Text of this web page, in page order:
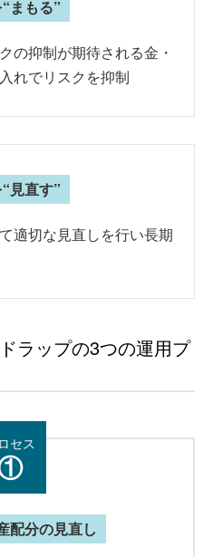
まもる”
の抑制が期待される金・
れでリスクを抑制
見直す”
適切な見直しを行い長期
ラップの3つの運用プ
セス
配分の見直し